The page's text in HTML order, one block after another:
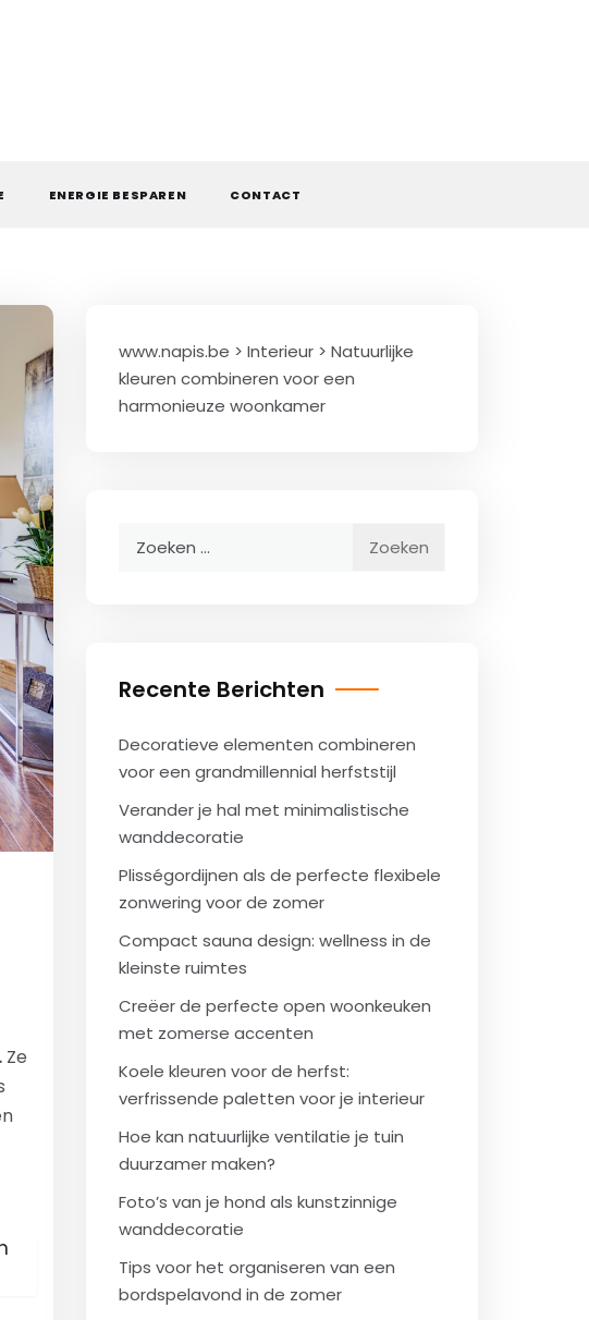
ENERGIE BESPAREN CONTACT
Ze
www.napis.be > Interieur > Natuurlijke
kleuren combineren voor een
harmonieuze woonkamer
Recente Berichten
Decoratieve elementen combineren
voor een grandmillennial herfststijl
Verander je hal met minimalistische
wanddecoratie
Plisségordijnen als de perfecte flexibele
zonwering voor de zomer
Compact sauna design: wellness in de
kleinste ruimtes
Creëer de perfecte open woonkeuken
met zomerse accenten
Koele kleuren voor de herfst:
verfrissende paletten voor je interieur
Hoe kan natuurlijke ventilatie je tuin
duurzamer maken?
Foto’s van je hond als kunstzinnige
wanddecoratie
Tips voor het organiseren van een
bordspelavond in de zomer